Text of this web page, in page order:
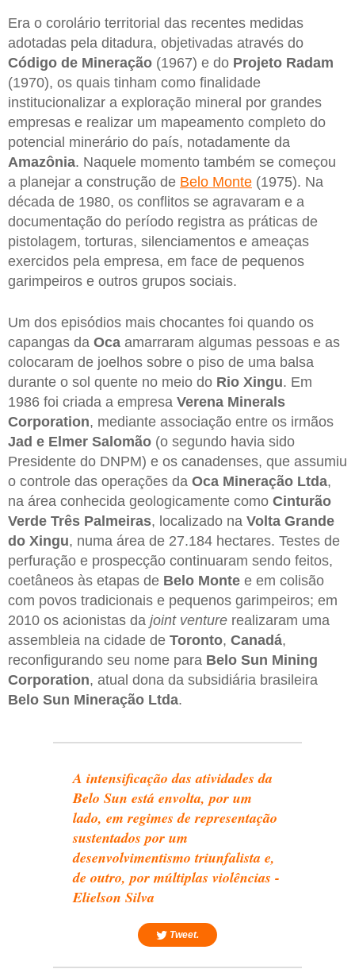
Era o corolário territorial das recentes medidas
adotadas pela ditadura, objetivadas através do
Código de Mineração (1967) e do Projeto Radam
(1970), os quais tinham como finalidade
institucionalizar a exploração mineral por grandes
empresas e realizar um mapeamento completo do
potencial minerário do país, notadamente da
Amazônia. Naquele momento também se começou
a planejar a construção de Belo Monte (1975). Na
década de 1980, os conflitos se agravaram e a
documentação do período registra as práticas de
pistolagem, torturas, silenciamentos e ameaças
exercidos pela empresa, em face de pequenos
garimpeiros e outros grupos sociais.
Um dos episódios mais chocantes foi quando os
capangas da Oca amarraram algumas pessoas e as
colocaram de joelhos sobre o piso de uma balsa
durante o sol quente no meio do Rio Xingu. Em
1986 foi criada a empresa Verena Minerals
Corporation, mediante associação entre os irmãos
Jad e Elmer Salomão (o segundo havia sido
Presidente do DNPM) e os canadenses, que assumiu
o controle das operações da Oca Mineração Ltda,
na área conhecida geologicamente como Cinturão
Verde Três Palmeiras, localizado na Volta Grande
do Xingu, numa área de 27.184 hectares. Testes de
perfuração e prospecção continuaram sendo feitos,
coetâneos às etapas de Belo Monte e em colisão
com povos tradicionais e pequenos garimpeiros; em
2010 os acionistas da joint venture realizaram uma
assembleia na cidade de Toronto, Canadá,
reconfigurando seu nome para Belo Sun Mining
Corporation, atual dona da subsidiária brasileira
Belo Sun Mineração Ltda.
A intensificação das atividades da
Belo Sun está envolta, por um
lado, em regimes de representação
sustentados por um
desenvolvimentismo triunfalista e,
de outro, por múltiplas violências -
Elielson Silva
Tweet.